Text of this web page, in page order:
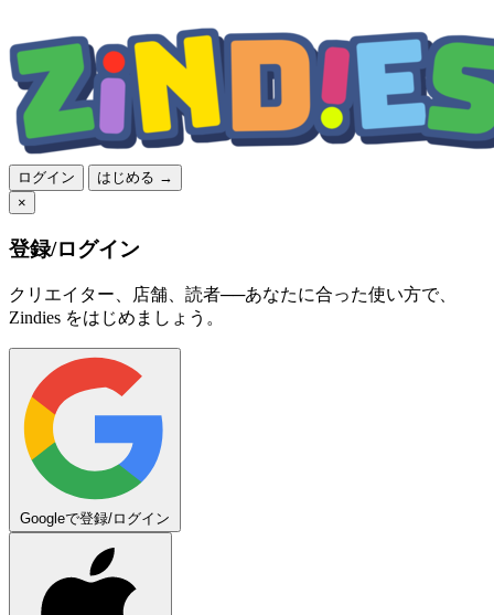
ログイン
はじめる →
×
登録/ログイン
クリエイター、店舗、読者──あなたに合った使い方で、
Zindies をはじめましょう。
Googleで登録/ログイン